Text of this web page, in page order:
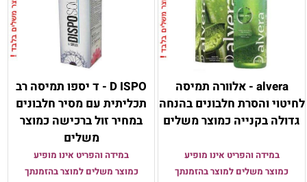
alvera - אלוורה תמיסה
לחיטוי והסרת חלבונים בהנחה
גדולה בקנייה כמוצר משלים
במידה והפריט אינו מופיע
כמוצר משלים למוצר בהזמנתך
D ISPO - ד יספו תמיסה רב
תכליתית עם מסיר חלבונים
במחיר זול ברכישה כמוצר
משלים
במידה והפריט אינו מופיע
כמוצר משלים למוצר בהזמנתך